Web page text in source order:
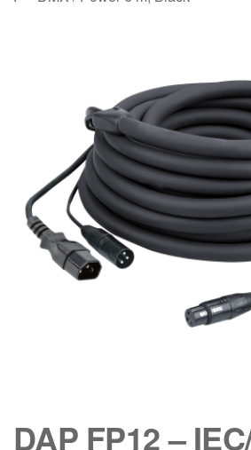
DAP FP12 –